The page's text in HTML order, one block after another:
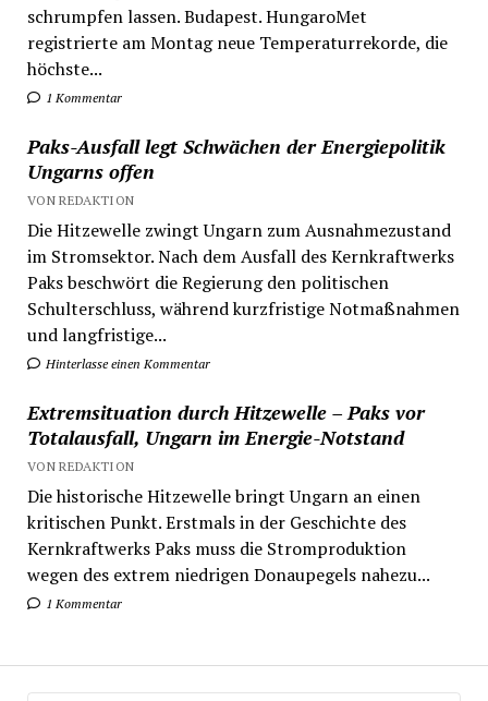
schrumpfen lassen. Budapest. HungaroMet
registrierte am Montag neue Temperaturrekorde, die
höchste...
1 Kommentar
Paks-Ausfall legt Schwächen der Energiepolitik
Ungarns offen
VON REDAKTION
Die Hitzewelle zwingt Ungarn zum Ausnahmezustand
im Stromsektor. Nach dem Ausfall des Kernkraftwerks
Paks beschwört die Regierung den politischen
Schulterschluss, während kurzfristige Notmaßnahmen
und langfristige...
Hinterlasse einen Kommentar
Extremsituation durch Hitzewelle – Paks vor
Totalausfall, Ungarn im Energie-Notstand
VON REDAKTION
Die historische Hitzewelle bringt Ungarn an einen
kritischen Punkt. Erstmals in der Geschichte des
Kernkraftwerks Paks muss die Stromproduktion
wegen des extrem niedrigen Donaupegels nahezu...
1 Kommentar